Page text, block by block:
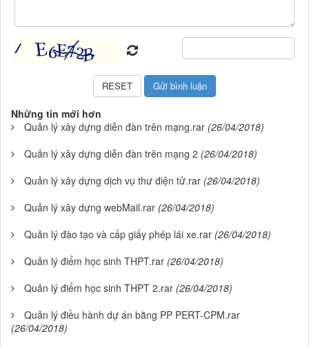
Những tin mới hơn
Quản lý xây dựng diễn đàn trên mạng.rar (26/04/2018)
Quản lý xây dựng diễn đàn trên mạng 2 (26/04/2018)
Quản lý xây dựng dịch vụ thư điện tử.rar (26/04/2018)
Quản lý xây dựng webMail.rar (26/04/2018)
Quản lý đào tạo và cấp giấy phép lái xe.rar (26/04/2018)
Quản lý điểm học sinh THPT.rar (26/04/2018)
Quản lý điểm học sinh THPT 2.rar (26/04/2018)
Quản lý điều hành dự án bằng PP PERT-CPM.rar
(26/04/2018)